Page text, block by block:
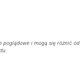
poglądowe i mogą się różnić od